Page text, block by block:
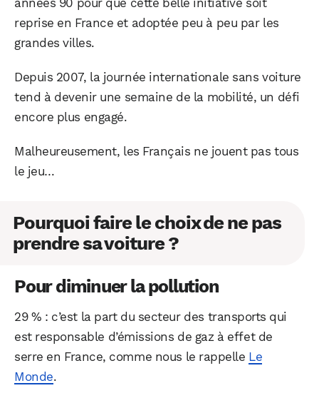
années 90 pour que cette belle initiative soit
reprise en France et adoptée peu à peu par les
grandes villes.
Depuis 2007, la journée internationale sans voiture
tend à devenir une semaine de la mobilité, un défi
encore plus engagé.
Malheureusement, les Français ne jouent pas tous
le jeu…
Pourquoi faire le choix de ne pas
prendre sa voiture ?
Pour diminuer la pollution
29 % : c’est la part du secteur des transports qui
est responsable d’émissions de gaz à effet de
serre en France, comme nous le rappelle Le
Monde.